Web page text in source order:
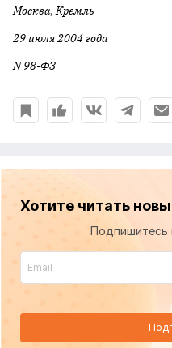
Москва, Кремль
29 июля 2004 года
N 98-ФЗ
Хотите читать
Подпишитесь